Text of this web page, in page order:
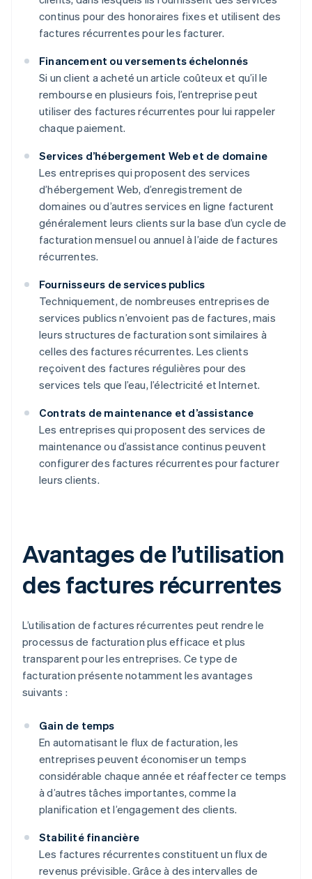
continus pour des honoraires fixes et utilisent des
factures récurrentes pour les facturer.
Financement ou versements échelonnés
Si un client a acheté un article coûteux et qu’il le
rembourse en plusieurs fois, l’entreprise peut
utiliser des factures récurrentes pour lui rappeler
chaque paiement.
Services d’hébergement Web et de domaine
Les entreprises qui proposent des services
d’hébergement Web, d’enregistrement de
domaines ou d’autres services en ligne facturent
généralement leurs clients sur la base d’un cycle de
facturation mensuel ou annuel à l’aide de factures
récurrentes.
Fournisseurs de services publics
Techniquement, de nombreuses entreprises de
services publics n’envoient pas de factures, mais
leurs structures de facturation sont similaires à
celles des factures récurrentes. Les clients
reçoivent des factures régulières pour des
services tels que l’eau, l’électricité et Internet.
Contrats de maintenance et d’assistance
Les entreprises qui proposent des services de
maintenance ou d’assistance continus peuvent
configurer des factures récurrentes pour facturer
leurs clients.
Avantages de l’utilisation
des factures récurrentes
L’utilisation de factures récurrentes peut rendre le
processus de facturation plus efficace et plus
transparent pour les entreprises. Ce type de
facturation présente notamment les avantages
suivants :
Gain de temps
En automatisant le flux de facturation, les
entreprises peuvent économiser un temps
considérable chaque année et réaffecter ce temps
à d’autres tâches importantes, comme la
planification et l’engagement des clients.
Stabilité financière
Les factures récurrentes constituent un flux de
revenus prévisible. Grâce à des intervalles de